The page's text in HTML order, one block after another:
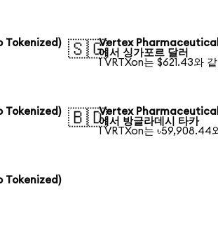
Tokenized)
🇸🇬Vertex
에서 싱가포르 달러
1 VRTXon는 $621.43와
Tokenized)
🇧🇩Vertex
에서 방글라데시 타카
1 VRTXon는 ৳59,908.44
Tokenized)